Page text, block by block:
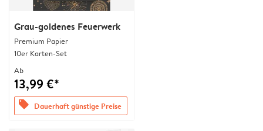
Grau-goldenes Feuerwerk
Premium Papier
10er Karten-Set
Ab
13,99 €*
offers Dauerhaft günstige Preise